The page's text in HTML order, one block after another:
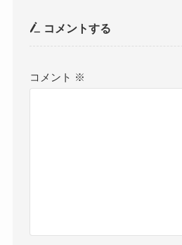
コメントする
コメント ※